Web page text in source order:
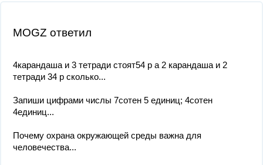
MOGZ ответил
4карандаша и 3 тетради стоят54 р а 2 карандаша и 2
тетради 34 р сколько...
Запиши цифрами числы 7сотен 5 единиц; 4сотен
4единиц...
Почему охрана окружающей среды важна для
человечества...